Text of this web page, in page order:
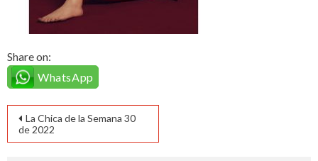
Share on:
WhatsApp
Navegación
de
La Chica de la Semana 30
de 2022